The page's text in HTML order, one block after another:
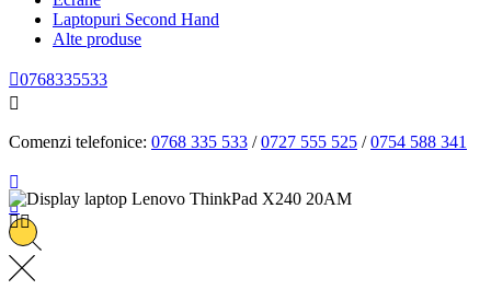
Laptopuri Second Hand
Alte produse
0768335533

Comenzi telefonice: 0768 335 533 /0727 555 525 /0754 588 341


